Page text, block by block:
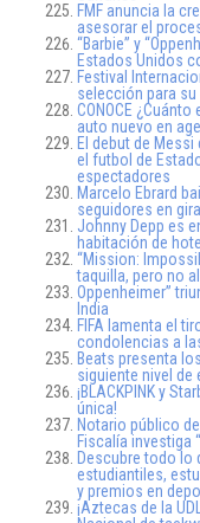
FMF anuncia la
asesorar el
“Barbie” y
Estados Unidos
Festival
selección para su
CONOCE
auto nuevo en
El debut de
el futbol de
espectadores
Marcelo Ebrard
seguidores en
Johnny Depp es
habitación de hotel
“Mission:
taquilla, pero no
Oppenheimer”
India
FIFA lamenta el
condolencias a
Beats presenta
siguiente nivel de
¡BLACKPINK y
única!
Notario público
Fiscalía investiga
Descubre todo lo
estudiantiles,
y premios en
¡Aztecas de la